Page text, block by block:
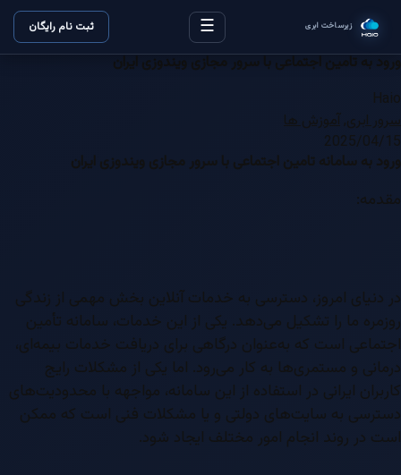
زیرساخت ابری ☰ ثبت نام رایگان
ورود به تامین اجتماعی با سرور مجازی ویندوزی ایران
Haio
سرور ابری,آموزش ها
2025/04/15
ورود به سامانه تامین اجتماعی با سرور مجازی ویندوزی ایران
مقدمه:
در دنیای امروز، دسترسی به خدمات آنلاین بخش مهمی از زندگی
روزمره ما را تشکیل می‌دهد. یکی از این خدمات، سامانه تأمین
اجتماعی است که به‌عنوان درگاهی برای دریافت خدمات بیمه‌ای،
درمانی و مستمری‌ها به کار می‌رود. اما یکی از مشکلات رایج
کاربران ایرانی در استفاده از این سامانه، مواجهه با محدودیت‌های
دسترسی به سایت‌های دولتی و یا مشکلات فنی است که ممکن
است در روند انجام امور مختلف ایجاد شود.